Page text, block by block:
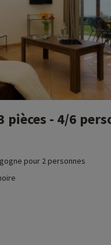
pièces - 4/6
pour 2 personnes